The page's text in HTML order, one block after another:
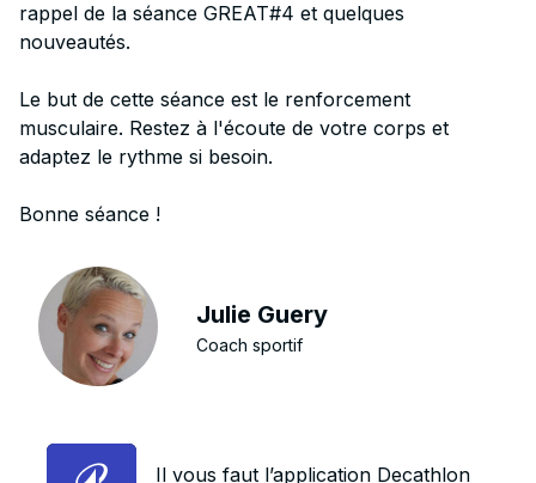
rappel de la séance GREAT#4 et quelques
nouveautés.
Le but de cette séance est le renforcement
musculaire. Restez à l'écoute de votre corps et
adaptez le rythme si besoin.
Bonne séance !
Julie Guery
Coach sportif
Il vous faut l’application Decathlon